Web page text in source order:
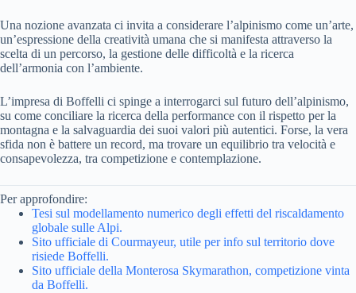
Una nozione avanzata ci invita a considerare l’alpinismo come un’arte,
un’espressione della creatività umana che si manifesta attraverso la
scelta di un percorso, la gestione delle difficoltà e la ricerca
dell’armonia con l’ambiente.
L’impresa di Boffelli ci spinge a interrogarci sul futuro dell’alpinismo,
su come conciliare la ricerca della performance con il rispetto per la
montagna e la salvaguardia dei suoi valori più autentici. Forse, la vera
sfida non è battere un record, ma trovare un equilibrio tra velocità e
consapevolezza, tra competizione e contemplazione.
Per approfondire:
Tesi sul modellamento numerico degli effetti del riscaldamento
globale sulle Alpi.
Sito ufficiale di Courmayeur, utile per info sul territorio dove
risiede Boffelli.
Sito ufficiale della Monterosa Skymarathon, competizione vinta
da Boffelli.